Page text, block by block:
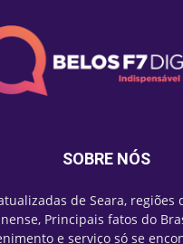
SOBRE NÓS
de Seara, regiões
Principais fatos do
e serviço só se